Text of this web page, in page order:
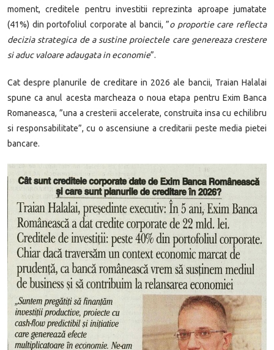
moment, creditele pentru investitii reprezinta aproape jumatate
(41%) din portofoliul corporate al bancii, ”o proportie care reflecta
decizia strategica de a sustine proiectele care genereaza crestere
si aduc valoare adaugata in economie”.
Cat despre planurile de creditare in 2026 ale bancii, Traian Halalai
spune ca anul acesta marcheaza o noua etapa pentru Exim Banca
Romaneasca, ”una a cresterii accelerate, construita insa cu echilibru
si responsabilitate”, cu o ascensiune a creditarii peste media pietei
bancare.